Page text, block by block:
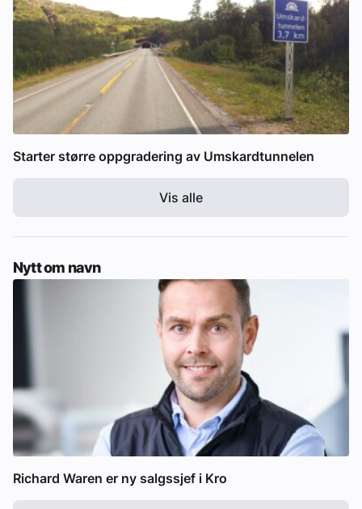
Starter større oppgradering av Umskardtunnelen
Vis alle
Nytt om navn
Richard Waren er ny salgssjef i Kro